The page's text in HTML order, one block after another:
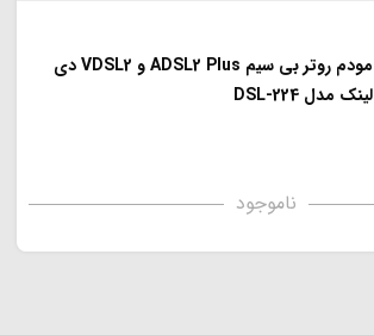
مودم روتر بی سیم ADSL2 Plus و VDSL2 دی
لینک مدل DSL-224
ناموجود